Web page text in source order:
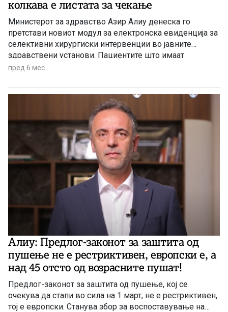
колкава е листата за чекање
Министерот за здравство Азир Алиу денеска го
претстави новиот модул за електронска евиденција за
селективни хирургиски интервенции во јавните
здравствени установи. Пациентите што имаат
закажано вакви интервенции преку порталот ќе може
видат колку е долга листата на чекање. Алиу појасни
дека на јавниот портал, кој се наоѓа на веб-страницата
на Министерството, ќе биде достапна листа на
закажани селективни хирургиски интервенции, со
јасна категоризација на интервенциите и
стандардизирани правила за внесување и ажурирање
на податоците.
пред 6 мес.
Алиу: Предлог-законот за заштита од
пушење не е рестриктивен, европски е, а
над 45 отсто од возрасните пушат!
Предлог-законот за заштита од пушење, кој се
очекува да стапи во сила на 1 март, не е рестриктивен,
тој е европски. Станува збор за воспоставување на